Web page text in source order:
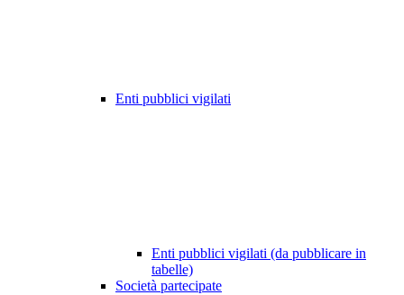
Enti pubblici vigilati
Enti pubblici vigilati (da pubblicare in
tabelle)
Società partecipate